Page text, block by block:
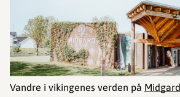
Vandre i vikingenes verden på